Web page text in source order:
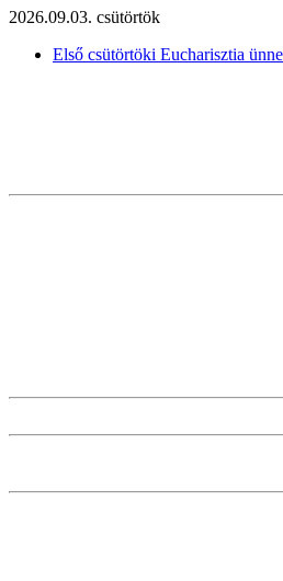
2026.09.03. csütörtök
Első csütörtöki Eucharisztia